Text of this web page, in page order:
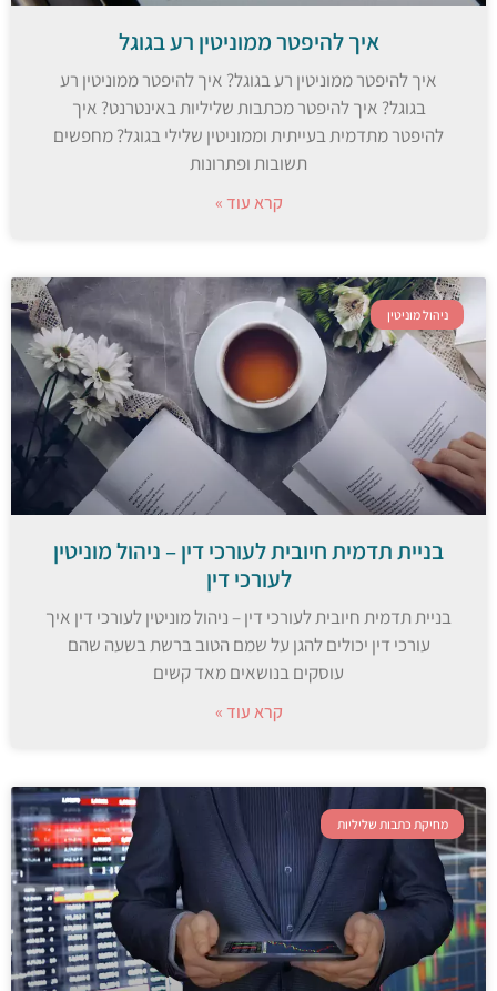
איך להיפטר ממוניטין רע בגוגל
איך להיפטר ממוניטין רע בגוגל? איך להיפטר ממוניטין רע
בגוגל? איך להיפטר מכתבות שליליות באינטרנט? איך
להיפטר מתדמית בעייתית וממוניטין שלילי בגוגל? מחפשים
תשובות ופתרונות
קרא עוד »
ניהול מוניטין
בניית תדמית חיובית לעורכי דין – ניהול מוניטין
לעורכי דין
בניית תדמית חיובית לעורכי דין – ניהול מוניטין לעורכי דין איך
עורכי דין יכולים להגן על שמם הטוב ברשת בשעה שהם
עוסקים בנושאים מאד קשים
קרא עוד »
מחיקת כתבות שליליות